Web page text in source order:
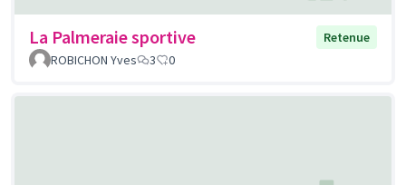
La Palmeraie sportive
Retenue
ROBICHON Yves
3 0